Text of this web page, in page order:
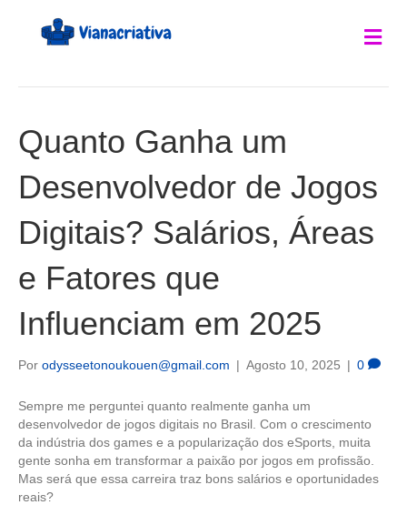
Quanto Ganha um
Desenvolvedor de Jogos
Digitais? Salários, Áreas
e Fatores que
Influenciam em 2025
Por odysseetonoukouen@gmail.com | Agosto 10, 2025 | 0
Sempre me perguntei quanto realmente ganha um
desenvolvedor de jogos digitais no Brasil. Com o crescimento
da indústria dos games e a popularização dos eSports, muita
gente sonha em transformar a paixão por jogos em profissão.
Mas será que essa carreira traz bons salários e oportunidades
reais?